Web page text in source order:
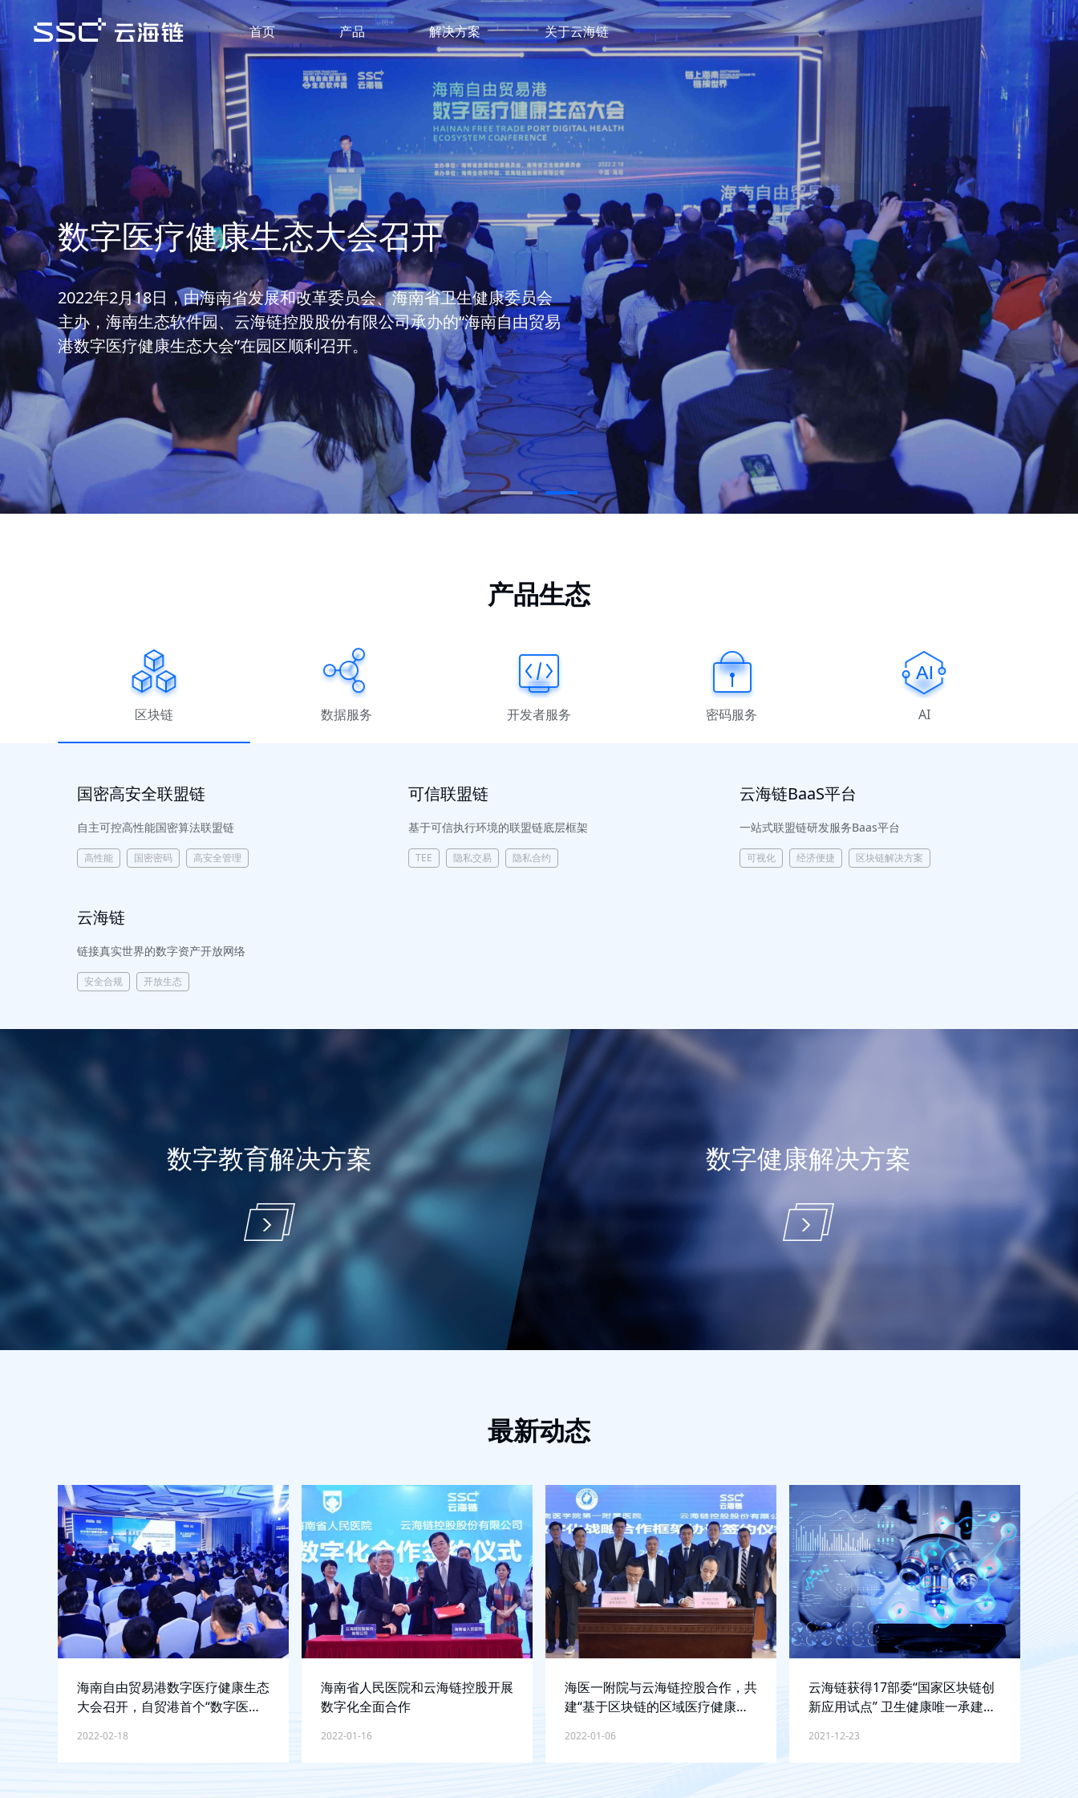
首页 产品 解决方案 关于云海链
云海链入选国家区块链创新应用试点
2021年，由中央网信办、中央宣传部、国务院办公厅、国家卫健委等17
部委组织的“国家区块链创新应用试点”评选中，云海链成功入选“区块链
+卫生健康”创新试点。
产品生态
区块链 数据服务 开发者服务 密码服务 AI
国密高安全联盟链
自主可控高性能国密算法联盟链
高性能 国密密码 高安全管理
可信联盟链
基于可信执行环境的联盟链底层框架
TEE 隐私交易 隐私合约
云海链BaaS平台
一站式联盟链研发服务Baas平台
可视化 经济便捷 区块链解决方案
云海链
链接真实世界的数字资产开放网络
安全合规 开放生态
数字教育解决方案 数字健康解决方案
最新动态
海南自由贸易港数字医疗健康生态
大会召开，自贸港首个“数字医疗
2022-02-18
海南省人民医院和云海链控股开展
数字化全面合作
2022-01-16
海医一附院与云海链控股合作，共
建“基于区块链的区域医疗健康数
2022-01-06
云海链获得17部委“国家区块链创
新应用试点” 卫生健康唯一承建单
2021-12-23